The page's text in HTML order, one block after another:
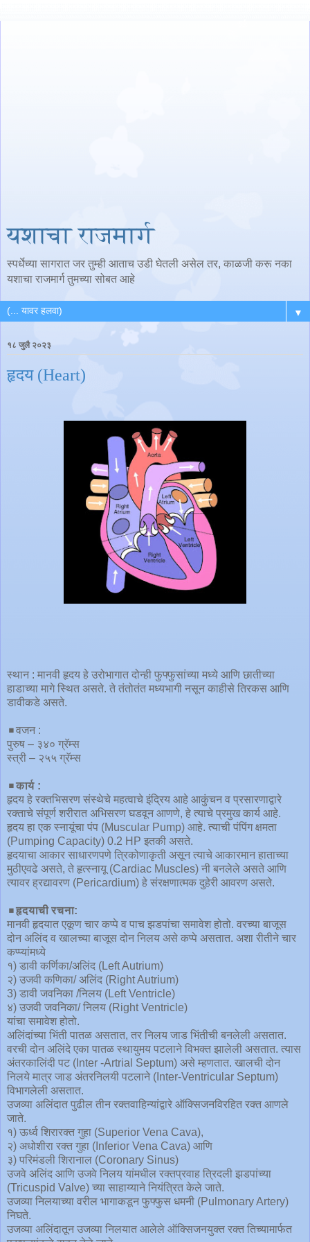
यशाचा राजमार्ग
स्पर्धेच्या सागरात जर तुम्ही आताच उडी घेतली असेल तर, काळजी करू नका
यशाचा राजमार्ग तुमच्या सोबत आहे
▼
१८ जुलै २०२३
हृदय (Heart)
स्थान : मानवी हृदय हे उरोभागात दोन्ही फुफ्फुसांच्या मध्ये आणि छातीच्या
हाडाच्या मागे स्थित असते. ते तंतोतंत मध्यभागी नसून काहीसे तिरकस आणि
डावीकडे असते.
◾️वजन :
पुरुष – ३४० ग्रॅम्स
स्त्री – २५५ ग्रॅम्स
◾️कार्य :
हृदय हे रक्तभिसरण संस्थेचे महत्वाचे इंद्रिय आहे आकुंचन व प्रसारणाद्वारे
रक्ताचे संपूर्ण शरीरात अभिसरण घडवून आणणे, हे त्याचे प्रमुख कार्य आहे.
हृदय हा एक स्नायूंचा पंप (Muscular Pump) आहे. त्याची पंपिंग क्षमता
(Pumping Capacity) 0.2 HP इतकी असते.
हृदयाचा आकार साधारणपणे त्रिकोणाकृती असून त्याचे आकारमान हाताच्या
मुठीएवढे असते, ते हृत्स्नायू (Cardiac Muscles) नी बनलेले असते आणि
त्यावर ह्रद्यावरण (Pericardium) हे संरक्षणात्मक दुहेरी आवरण असते.
◾️हृदयाची रचना:
मानवी हृदयात एकूण चार कप्पे व पाच झडपांचा समावेश होतो. वरच्या बाजूस
दोन अलिंद व खालच्या बाजूस दोन निलय असे कप्पे असतात. अशा रीतीने चार
कप्प्यांमध्ये
१) डावी कर्णिका/अलिंद (Left Autrium)
२) उजवी कणिका/ अलिंद (Right Autrium)
3) डावी जवनिका /निलय (Left Ventricle)
४) उजवी जवनिका/ निलय (Right Ventricle)
यांचा समावेश होतो.
अलिंदांच्या भिंती पातळ असतात, तर निलय जाड भिंतीची बनलेली असतात.
वरची दोन अलिंदे एका पातळ स्थायुमय पटलाने विभक्त झालेली असतात. त्यास
अंतरकालिंदी पट (Inter -Artrial Septum) असे म्हणतात. खालची दोन
निलये मात्र जाड अंतरनिलयी पटलाने (Inter-Ventricular Septum)
विभागलेली असतात.
उजव्या अलिंदात पुढील तीन रक्तवाहिन्यांद्वारे ऑक्सिजनविरहित रक्त आणले
जाते.
१) ऊर्ध्व शिरारक्त गुहा (Superior Vena Cava),
२) अधोशीरा रक्त गुहा (Inferior Vena Cava) आणि
३) परिमंडली शिरानाल (Coronary Sinus)
उजवे अलिंद आणि उजवे निलय यांमधील रक्तप्रवाह त्रिदली झडपांच्या
(Tricuspid Valve) च्या साहाय्याने नियंत्रित केले जाते.
उजव्या निलयाच्या वरील भागाकडून फुफ्फुस धमनी (Pulmonary Artery)
निघते.
उजव्या अलिंदातून उजव्या निलयात आलेले ऑक्सिजनयुक्त रक्त तिच्यामार्फत